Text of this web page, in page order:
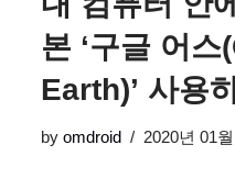
본 ‘구글 어
Earth)’ 사용
by omdroid 2020년 01